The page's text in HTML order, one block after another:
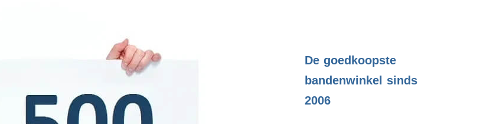
De goedkoopste
bandenwinkel sinds
2006